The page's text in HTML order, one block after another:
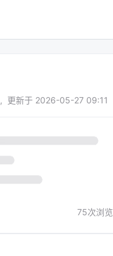
, 更新于 2026-05-27 09:11
75次浏览